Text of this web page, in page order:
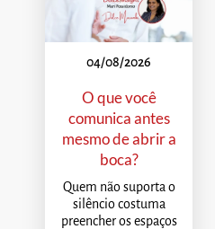
04/08/2026
O que você
comunica antes
mesmo de abrir a
boca?
Quem não suporta o
silêncio costuma
preencher os espaços